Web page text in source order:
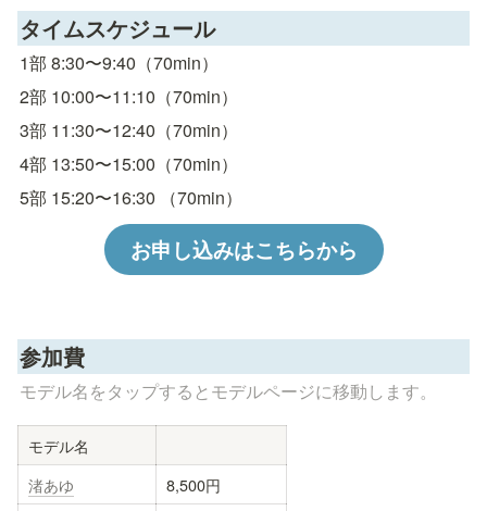
タイムスケジュール
1部 8:30〜9:40（70min）
2部 10:00〜11:10（70min）
3部 11:30〜12:40（70min）
4部 13:50〜15:00（70min）
お申し込みはこちらから
参加費
モデル名をタップするとモデルページに移動します。
モデル名
渚あゆ
8,500円